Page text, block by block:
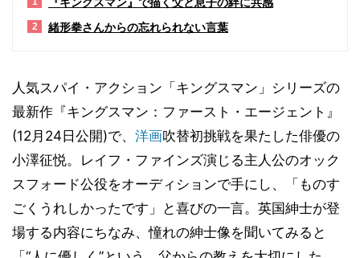
2 緒形拳さんからの忘れられない言葉
人気スパイ・アクション「キングスマン」シリーズの
最新作『キングスマン：ファースト・エージェント』
(12月24日公開)で、 洋画吹替初挑戦を果たした俳優の
小澤征悦。レイフ・ファインズ演じる主人公のオック
スフォード公役をオーディションで手にし、「ものす
ごくうれしかったです」と喜びの一言。英国紳士が登
場する内容にちなみ、憧れの紳士像を聞いてみると